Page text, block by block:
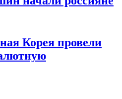
Корея провели